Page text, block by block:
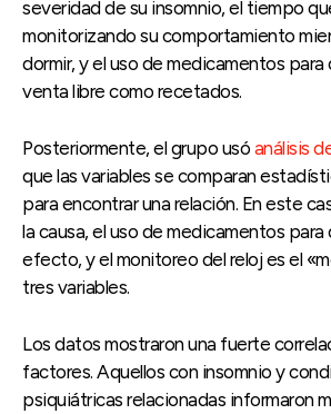
severidad de su insomnio, el tiempo
monitorizando su comportamiento
dormir, y el uso de medicamentos
venta libre como recetados.
Posteriormente, el grupo usó análisis
que las variables se comparan
para encontrar una relación. En este
la causa, el uso de medicamentos para
efecto, y el monitoreo del reloj es el
tres variables.
Los datos mostraron una fuerte
factores. Aquellos con insomnio y
psiquiátricas relacionadas informaron